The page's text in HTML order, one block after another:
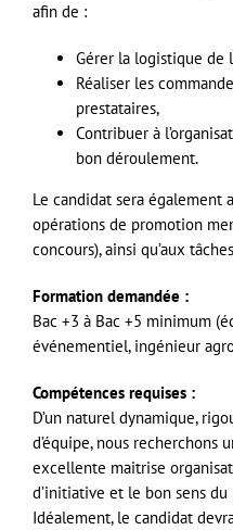
afin de :
Gérer la logistique de
Réaliser les
prestataires,
Contribuer à
bon déroulement.
Le candidat sera également
opérations de promotion
concours), ainsi qu’aux
Formation demandée :
Bac +3 à Bac +5 minimum
événementiel, ingénieur
Compétences requises :
D’un naturel dynamique,
d’équipe, nous recherchons
excellente maitrise
d’initiative et le bon sens
Idéalement, le candidat